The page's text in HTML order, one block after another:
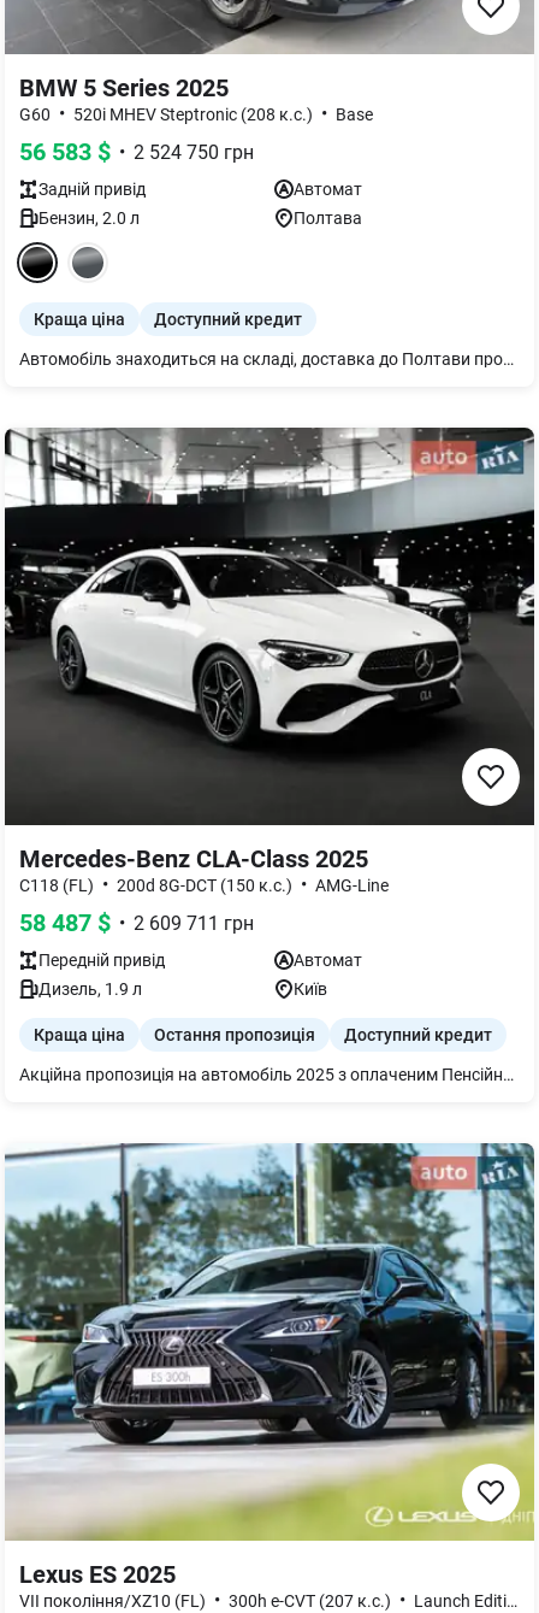
BMW 5 Series 2025
G60 • 520i MHEV Steptronic (208 к.с.) • Base
56 583 $ • 2 524 750 грн
Задній привід
Автомат
Бензин, 2.0 л Полтава
Краща ціна Доступний кредит
Автомобіль знаходиться на складі, доставка до Полтави протягом 3 робочих днів після оплати. Комплектація: Круїз-контроль із функцією гальмування Попередження про виїзд із смуги руху з активним поверненням Попередження про фронтальне зіткнення з гальмуванням для пішоходів/велосипедистів, включно з при поворотах і на розв"язках Попередження про лівий поворот (транспортний засіб) з функцією гальмування Інформація про обмеження швидкості, вкл. індикатор передбачення та заборони обгону, а також ручний асистент обмеження швидкості Асистент уваги водія Parking Assistant (камера заднього виду, парктроніки перед та зад, автопаркувальник) 18" легкосплавні диски Y-spoke style 932 Grey Датчик дощу та освітлення Обігрів заднього скла Форсунка омивача для камери заднього виду Електропривід складання бічних дзеркал Фари ближнього і дальнього світла (технологія LED) Габаритні вогні, денні фари (LED технологія) Асистент дальнього світла Активний захист пішоходів Подовжена гарантія на авто 36 міс або 200 тис км Підігрів керма Автоматична робота багажних дверей Система комфортного доступу Електропривод передніх сидінь з пам`яттю положення для водійського сидіння Підігрів передніх сидінь Болти-секретки для коліс Індикатор тиску в покришках Комплект для ремонту шин Оздоблення `CraftedClarity` Розсіяне освітлення салону Пакет Connected необмежений Бездротова зарядка з охолодженням пристрою Посібник користувача українською мовою.
Mercedes-Benz CLA-Class 2025
C118 (FL) • 200d 8G-DCT (150 к.с.) • AMG-Line
58 487 $ • 2 609 711 грн
Передній привід
Автомат
Дизель, 1.9 л Київ
Краща ціна Остання пропозиція Доступний кредит
Акційна пропозиція на автомобіль 2025 з оплаченим Пенсійним фондом 5%
Lexus ES 2025
VII покоління/XZ10 (FL) • 300h e-CVT (207 к.с.) • Launch Edition